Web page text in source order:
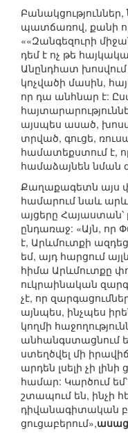
Բանակցություններ,
պատճառով, քանի
««Զանգեզուրի
դեմ է ոչ թե
Անընդհատ խոսվում
կոչվածի մասին,
որ դա անհնար է:
այսպես ասած,
տրված, գուցե,
համատեքստում է,
համաձայնեն նման
Քաղաքագետն այս
համարում նաև
այցերը Հայաստան՝
ընդառաջ: «Այն, որ
է, Արևմուտքի
եմ, այդ հարցում
հիմա Արևմուտքը
ուկրաինական
չէ, որ
այնպես, ինչպես
կողմի
անհանգստացնում
ստեղծվել մի
արդեն լսելի չի
համար: Կարծում
շտապում են, ինչի
դիվանագիտական
ցուցաբերում»,